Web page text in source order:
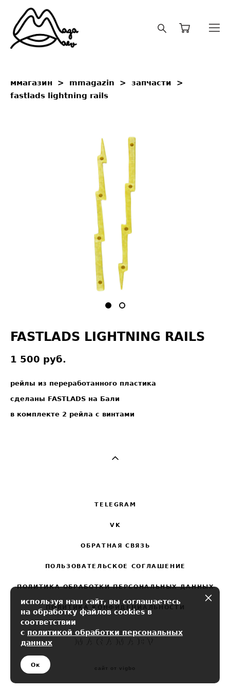
ммагазин > mmagazin > запчасти >
fastlads lightning rails
FASTLADS LIGHTNING RAILS
1 500 pуб.
рейлы из переработанного пластика
сделаны FASTLADS на Бали
в комплекте 2 рейла с винтами
TELEGRAM
VK
ОБРАТНАЯ СВЯЗЬ
ПОЛЬЗОВАТЕЛЬСКОЕ СОГЛАШЕНИЕ
ПОЛИТИКА ОБРАБОТКИ ПЕРСОНАЛЬНЫХ ДАННЫХ
ПОЛИТИКА КОНФИДЕЦИАЛЬНОСТИ
сайт от vigbo
используя наш сайт, вы соглашаетесь
на обработку файлов cookies в
соответствии
с политикой обработки персональных
данных
Ок